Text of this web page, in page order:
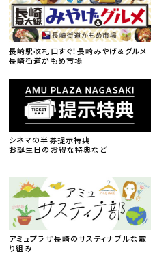
長崎駅改札口すぐ！長崎みやげ＆グルメ
長崎街道かもめ市場
シネマの半券提示特典
お誕生日のお得な特典など
アミュプラザ長崎のサスティナブルな取
り組み